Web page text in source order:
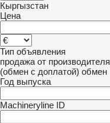
Кыргызстан
Цена
Тип объявления
продажа от производителя
(обмен с доплатой) обмен
Год выпуска
Machineryline ID